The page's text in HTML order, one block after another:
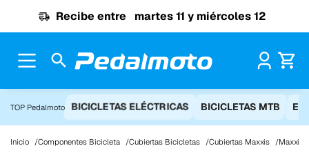
Recibe entre martes 11 y miércoles 12
TOP Pedalmoto BICICLETAS ELÉCTRICAS BICICLETAS MTB
Inicio Componentes Bicicleta Cubiertas Bicicletas Cubiertas Maxxis Maxxis